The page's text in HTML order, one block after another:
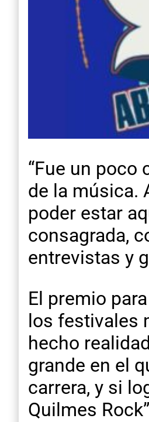
“Fue un
de la música.
poder estar
consagrada,
entrevistas y
El premio
los festivales
hecho
grande en el
carrera, y si
Quilmes